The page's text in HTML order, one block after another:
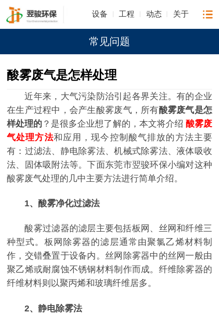
设备 工程 动态 关于
常见问题
酸雾废气是怎样处理
近年来，大气污染防治引起各界关注。有的企业
在生产过程中，会产生酸雾废气，所有酸雾废气是怎
样处理的 ？是很多企业想了解的，本文将介绍 酸雾废
气处理方法和应用，现今控制酸气排放的方法主要
有：过滤法、静电除雾法、机械式除雾法、液体吸收
法、固体吸附法等。下面东莞市翌骏环保小编对这种
酸雾废气处理的几中主要方法进行简单介绍。
1、酸雾净化过滤法
酸雾过滤器的滤层主要包括板网、丝网和纤维三
种型式。板网除雾器的滤层通常由聚氯乙烯材料制
作，交错叠置于设备内。丝网除雾器中的丝网一般由
聚乙烯或耐腐蚀不锈钢材料制作而成。纤维除雾器的
纤维材料则以聚丙烯和玻璃纤维居多。
2、静电除雾法